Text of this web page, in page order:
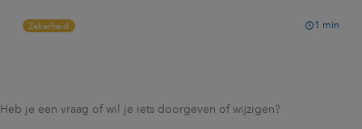
Zekerheid 1 min
Heb je een vraag of wil je iets doorgeven of wijzigen?